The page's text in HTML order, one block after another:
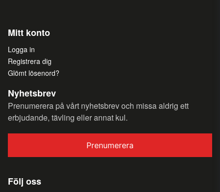
Mitt konto
Logga in
Registrera dig
Glömt lösenord?
Nyhetsbrev
Prenumerera på vårt nyhetsbrev och missa aldrig ett
erbjudande, tävling eller annat kul.
Prenumerera
Följ oss